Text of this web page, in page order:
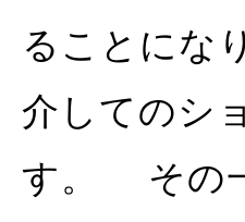
ることにな
介してのシ
す。 その